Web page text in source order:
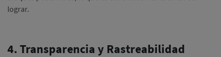
lograr.
4. Transparencia y Rastreabilidad